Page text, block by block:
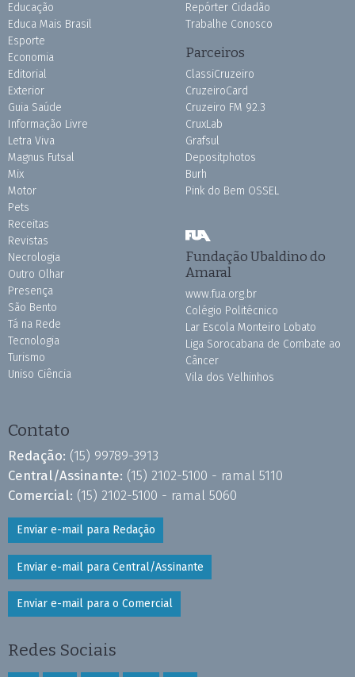
Educação
Educa Mais Brasil
Esporte
Economia
Editorial
Exterior
Guia Saúde
Informação Livre
Letra Viva
Magnus Futsal
Mix
Motor
Pets
Receitas
Revistas
Necrologia
Outro Olhar
Presença
São Bento
Tá na Rede
Tecnologia
Turismo
Uniso Ciência
Repórter Cidadão
Trabalhe Conosco
Parceiros
ClassiCruzeiro
CruzeiroCard
Cruzeiro FM 92.3
CruxLab
Grafsul
Depositphotos
Burh
Pink do Bem OSSEL
Fundação Ubaldino do
Amaral
www.fua.org.br
Colégio Politécnico
Lar Escola Monteiro Lobato
Liga Sorocabana de Combate ao
Câncer
Vila dos Velhinhos
Contato
Redação: (15) 99789-3913
Central/Assinante: (15) 2102-5100 - ramal 5110
Comercial: (15) 2102-5100 - ramal 5060
Enviar e-mail para Redação
Enviar e-mail para Central/Assinante
Enviar e-mail para o Comercial
Redes Sociais